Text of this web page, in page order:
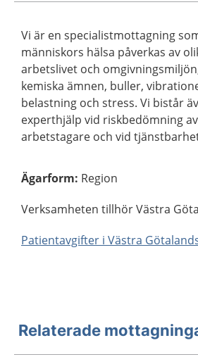
Vi är en specialistmottagning
människors hälsa påverkas av
arbetslivet och
kemiska ämnen, buller,
belastning och stress. Vi bistår
experthjälp vid riskbedömning
arbetstagare och vid
Ägarform: Region
Verksamheten tillhör Västra
Patientavgifter i Västra
Relaterade